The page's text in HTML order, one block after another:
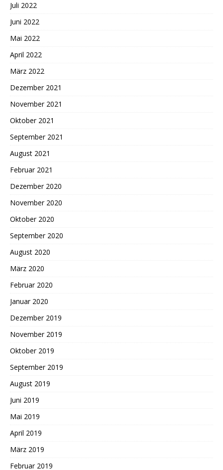
Juli 2022
Juni 2022
Mai 2022
April 2022
März 2022
Dezember 2021
November 2021
Oktober 2021
September 2021
August 2021
Februar 2021
Dezember 2020
November 2020
Oktober 2020
September 2020
August 2020
März 2020
Februar 2020
Januar 2020
Dezember 2019
November 2019
Oktober 2019
September 2019
August 2019
Juni 2019
Mai 2019
April 2019
März 2019
Februar 2019